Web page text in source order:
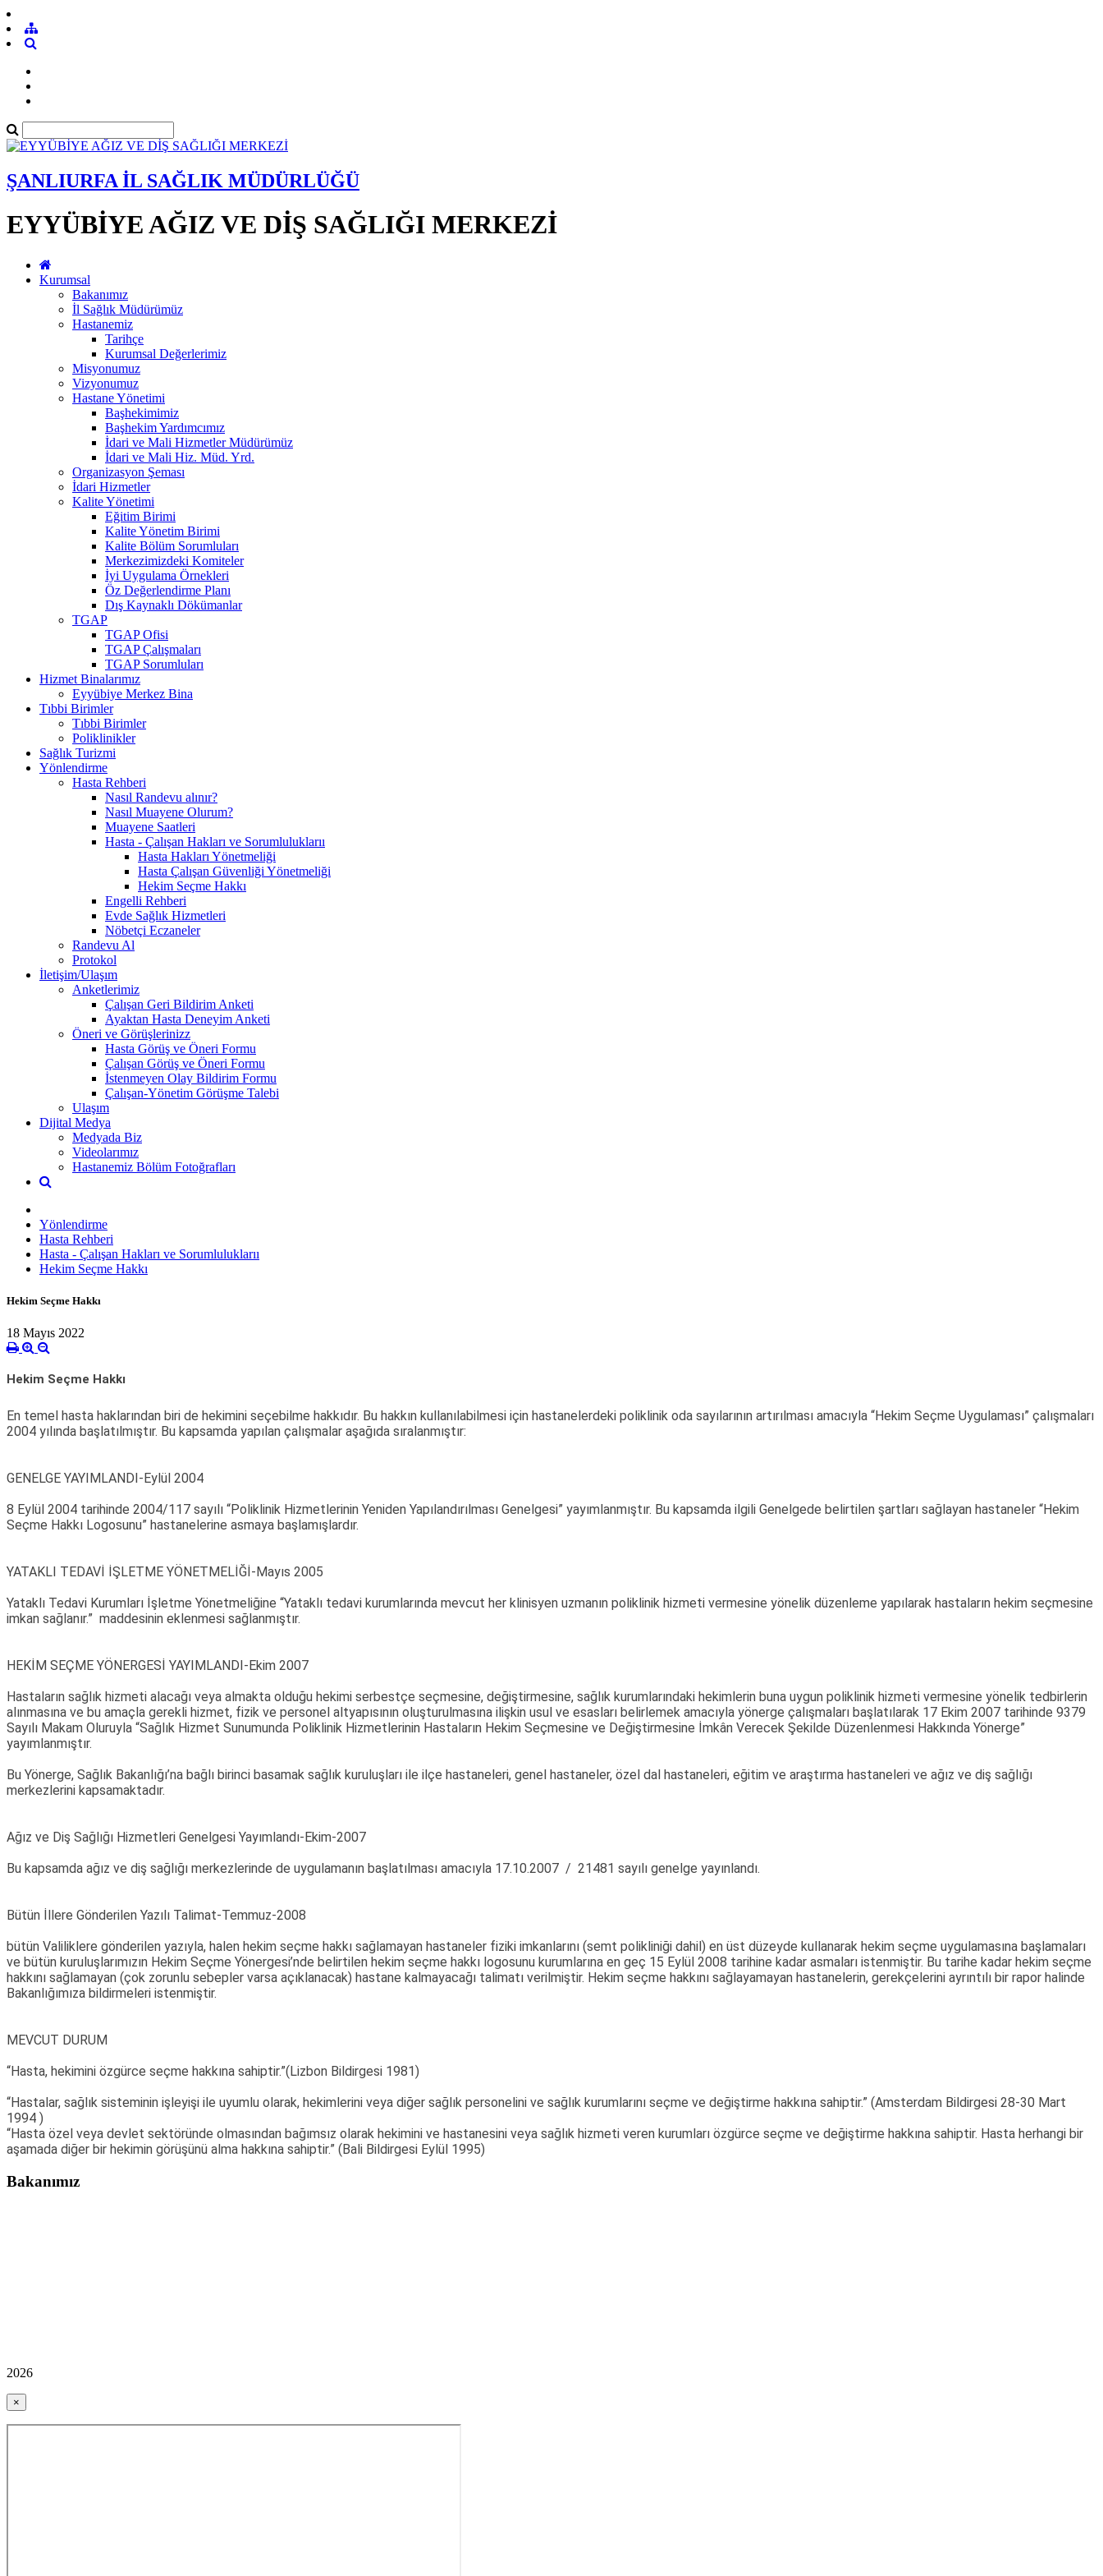
ŞANLIURFA İL SAĞLIK MÜDÜRLÜĞÜ
EYYÜBİYE AĞIZ VE DİŞ SAĞLIĞI MERKEZİ
Kurumsal
Bakanımız
İl Sağlık Müdürümüz
Hastanemiz
Tarihçe
Kurumsal Değerlerimiz
Misyonumuz
Vizyonumuz
Hastane Yönetimi
Başhekimimiz
Başhekim Yardımcımız
İdari ve Mali Hizmetler Müdürümüz
İdari ve Mali Hiz. Müd. Yrd.
Organizasyon Şeması
İdari Hizmetler
Kalite Yönetimi
Eğitim Birimi
Kalite Yönetim Birimi
Kalite Bölüm Sorumluları
Merkezimizdeki Komiteler
İyi Uygulama Örnekleri
Öz Değerlendirme Planı
Dış Kaynaklı Dökümanlar
TGAP
TGAP Ofisi
TGAP Çalışmaları
TGAP Sorumluları
Hizmet Binalarımız
Eyyübiye Merkez Bina
Tıbbi Birimler
Tıbbi Birimler
Poliklinikler
Sağlık Turizmi
Yönlendirme
Hasta Rehberi
Nasıl Randevu alınır?
Nasıl Muayene Olurum?
Muayene Saatleri
Hasta - Çalışan Hakları ve Sorumluluklarıı
Hasta Hakları Yönetmeliği
Hasta Çalışan Güvenliği Yönetmeliği
Hekim Seçme Hakkı
Engelli Rehberi
Evde Sağlık Hizmetleri
Nöbetçi Eczaneler
Randevu Al
Protokol
İletişim/Ulaşım
Anketlerimiz
Çalışan Geri Bildirim Anketi
Ayaktan Hasta Deneyim Anketi
Öneri ve Görüşlerinizz
Hasta Görüş ve Öneri Formu
Çalışan Görüş ve Öneri Formu
İstenmeyen Olay Bildirim Formu
Çalışan-Yönetim Görüşme Talebi
Ulaşım
Dijital Medya
Medyada Biz
Videolarımız
Hastanemiz Bölüm Fotoğrafları
Yönlendirme
Hasta Rehberi
Hasta - Çalışan Hakları ve Sorumluluklarıı
Hekim Seçme Hakkı
Hekim Seçme Hakkı
18 Mayıs 2022
Hekim Seçme Hakkı
En temel hasta haklarından biri de hekimini seçebilme hakkıdır. Bu hakkın kullanılabilmesi için hastanelerdeki poliklinik oda sayılarının artırılması amacıyla “Hekim Seçme Uygulaması” çalışmaları
2004 yılında başlatılmıştır. Bu kapsamda yapılan çalışmalar aşağıda sıralanmıştır:
GENELGE YAYIMLANDI-Eylül 2004
8 Eylül 2004 tarihinde 2004/117 sayılı “Poliklinik Hizmetlerinin Yeniden Yapılandırılması Genelgesi” yayımlanmıştır. Bu kapsamda ilgili Genelgede belirtilen şartları sağlayan hastaneler “Hekim
Seçme Hakkı Logosunu” hastanelerine asmaya başlamışlardır.
YATAKLI TEDAVİ İŞLETME YÖNETMELİĞİ-Mayıs 2005
Yataklı Tedavi Kurumları İşletme Yönetmeliğine “Yataklı tedavi kurumlarında mevcut her klinisyen uzmanın poliklinik hizmeti vermesine yönelik düzenleme yapılarak hastaların hekim seçmesine
imkan sağlanır.” maddesinin eklenmesi sağlanmıştır.
HEKİM SEÇME YÖNERGESİ YAYIMLANDI-Ekim 2007
Hastaların sağlık hizmeti alacağı veya almakta olduğu hekimi serbestçe seçmesine, değiştirmesine, sağlık kurumlarındaki hekimlerin buna uygun poliklinik hizmeti vermesine yönelik tedbirlerin
alınmasına ve bu amaçla gerekli hizmet, fizik ve personel altyapısının oluşturulmasına ilişkin usul ve esasları belirlemek amacıyla yönerge çalışmaları başlatılarak 17 Ekim 2007 tarihinde 9379
Sayılı Makam Oluruyla “Sağlık Hizmet Sunumunda Poliklinik Hizmetlerinin Hastaların Hekim Seçmesine ve Değiştirmesine İmkân Verecek Şekilde Düzenlenmesi Hakkında Yönerge”
yayımlanmıştır.
Bu Yönerge, Sağlık Bakanlığı’na bağlı birinci basamak sağlık kuruluşları ile ilçe hastaneleri, genel hastaneler, özel dal hastaneleri, eğitim ve araştırma hastaneleri ve ağız ve diş sağlığı
merkezlerini kapsamaktadır.
Ağız ve Diş Sağlığı Hizmetleri Genelgesi Yayımlandı-Ekim-2007
Bu kapsamda ağız ve diş sağlığı merkezlerinde de uygulamanın başlatılması amacıyla 17.10.2007 / 21481 sayılı genelge yayınlandı.
Bütün İllere Gönderilen Yazılı Talimat-Temmuz-2008
bütün Valiliklere gönderilen yazıyla, halen hekim seçme hakkı sağlamayan hastaneler fiziki imkanlarını (semt polikliniği dahil) en üst düzeyde kullanarak hekim seçme uygulamasına başlamaları
ve bütün kuruluşlarımızın Hekim Seçme Yönergesi’nde belirtilen hekim seçme hakkı logosunu kurumlarına en geç 15 Eylül 2008 tarihine kadar asmaları istenmiştir. Bu tarihe kadar hekim seçme
hakkını sağlamayan (çok zorunlu sebepler varsa açıklanacak) hastane kalmayacağı talimatı verilmiştir. Hekim seçme hakkını sağlayamayan hastanelerin, gerekçelerini ayrıntılı bir rapor halinde
Bakanlığımıza bildirmeleri istenmiştir.
MEVCUT DURUM
“Hasta, hekimini özgürce seçme hakkına sahiptir.”(Lizbon Bildirgesi 1981)
“Hastalar, sağlık sisteminin işleyişi ile uyumlu olarak, hekimlerini veya diğer sağlık personelini ve sağlık kurumlarını seçme ve değiştirme hakkına sahiptir.” (Amsterdam Bildirgesi 28-30 Mart
1994 )
“Hasta özel veya devlet sektöründe olmasından bağımsız olarak hekimini ve hastanesini veya sağlık hizmeti veren kurumları özgürce seçme ve değiştirme hakkına sahiptir. Hasta herhangi bir
aşamada diğer bir hekimin görüşünü alma hakkına sahiptir.” (Bali Bildirgesi Eylül 1995)
Bakanımız
2026
×